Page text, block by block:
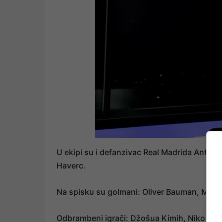
U ekipi su i defanzivac Real Madrida
Haverc.
Na spisku su golmani: Oliver Bauman,
Odbrambeni igrači: Džošua Kimih, Niko